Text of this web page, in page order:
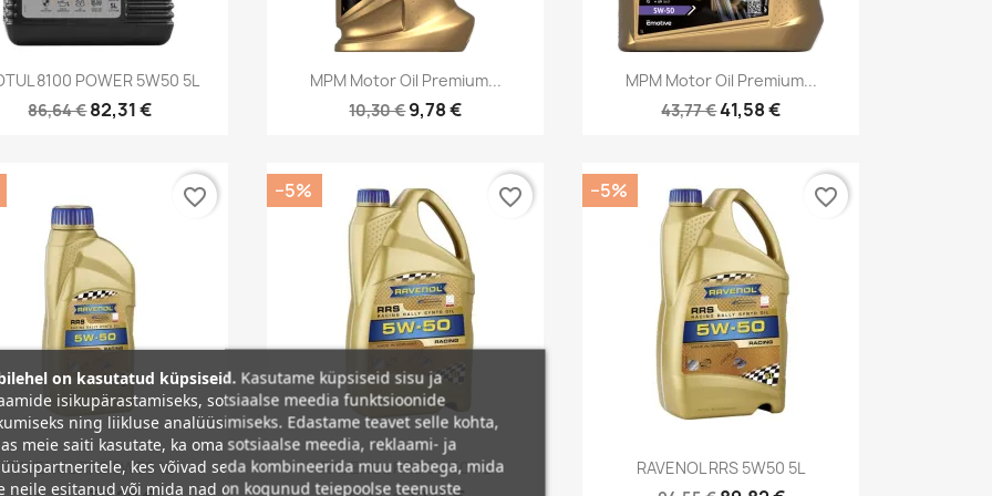
Kiirvaade
8100 POWER 5W50 5L
86,64 €82,31 €
Kiirvaade
MPM Motor Oil Premium...
10,30 €9,78 €
Kiirvaade
MPM Motor Oil Premium...
43,77 €41,58 €
Kiirvaade
RAVENOL RRS 5W50 1L
favorite_border
Kiirvaade
RAVENOL RRS 5W50 4L
−5% favorite_border
Kiirvaade
RAVENOL RRS 5W50 5L
−5% favorite_border
on kasutatud küpsiseid. Kasutame küpsiseid sisu ja
isikupärastamiseks, sotsiaalse meedia funktsioonide
ning liikluse analüüsimiseks. Edastame teavet selle kohta,
meie saiti kasutate, ka oma sotsiaalse meedia, reklaami- ja
kes võivad seda kombineerida muu teabega, mida
neile esitanud või mida nad on kogunud teiepoolse teenuste